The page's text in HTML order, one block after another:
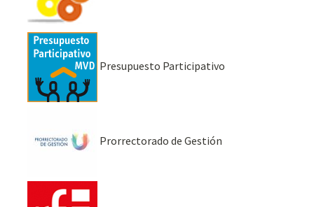
Presupuesto Participativo
Prorrectorado de Gestión